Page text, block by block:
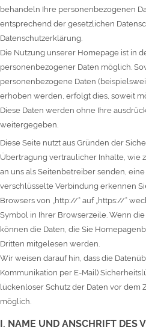
behandeln Ihre personenbezogenen
entsprechend der gesetzlichen
Datenschutzerklärung.
Die Nutzung unserer Homepage ist in
personenbezogener Daten möglich.
personenbezogene Daten
erhoben werden, erfolgt dies, soweit
Diese Daten werden ohne Ihre
weitergegeben.
Diese Seite nutzt aus Gründen der
Übertragung vertraulicher Inhalte, wie
an uns als Seitenbetreiber senden,
verschlüsselte Verbindung erkennen
Browsers von „http://“ auf „https://“
Symbol in Ihrer Browserzeile. Wenn
können die Daten, die Sie
Dritten mitgelesen werden.
Wir weisen darauf hin, dass die
Kommunikation per E-Mail)
lückenloser Schutz der Daten vor dem
möglich.
I. NAME UND ANSCHRIFT DES